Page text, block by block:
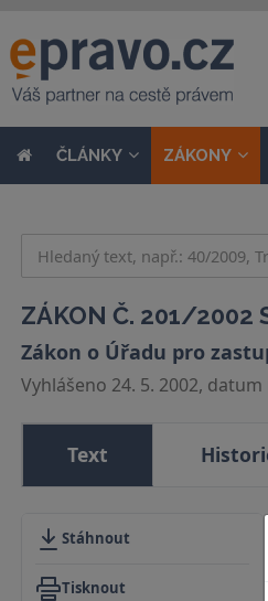
ČLÁNKY ZÁKONY
ZÁKON Č. 201/2002
Zákon o Úřadu pro
Vyhlášeno 24. 5. 2002,
Text
Stáhnout
Tisknout